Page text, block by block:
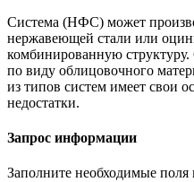
Система (НФС) может
нержавеющей стали или
комбинированную
по виду облицовочного
из типов систем имеет свои
недостатки.
Запрос информации
Заполните необходимые